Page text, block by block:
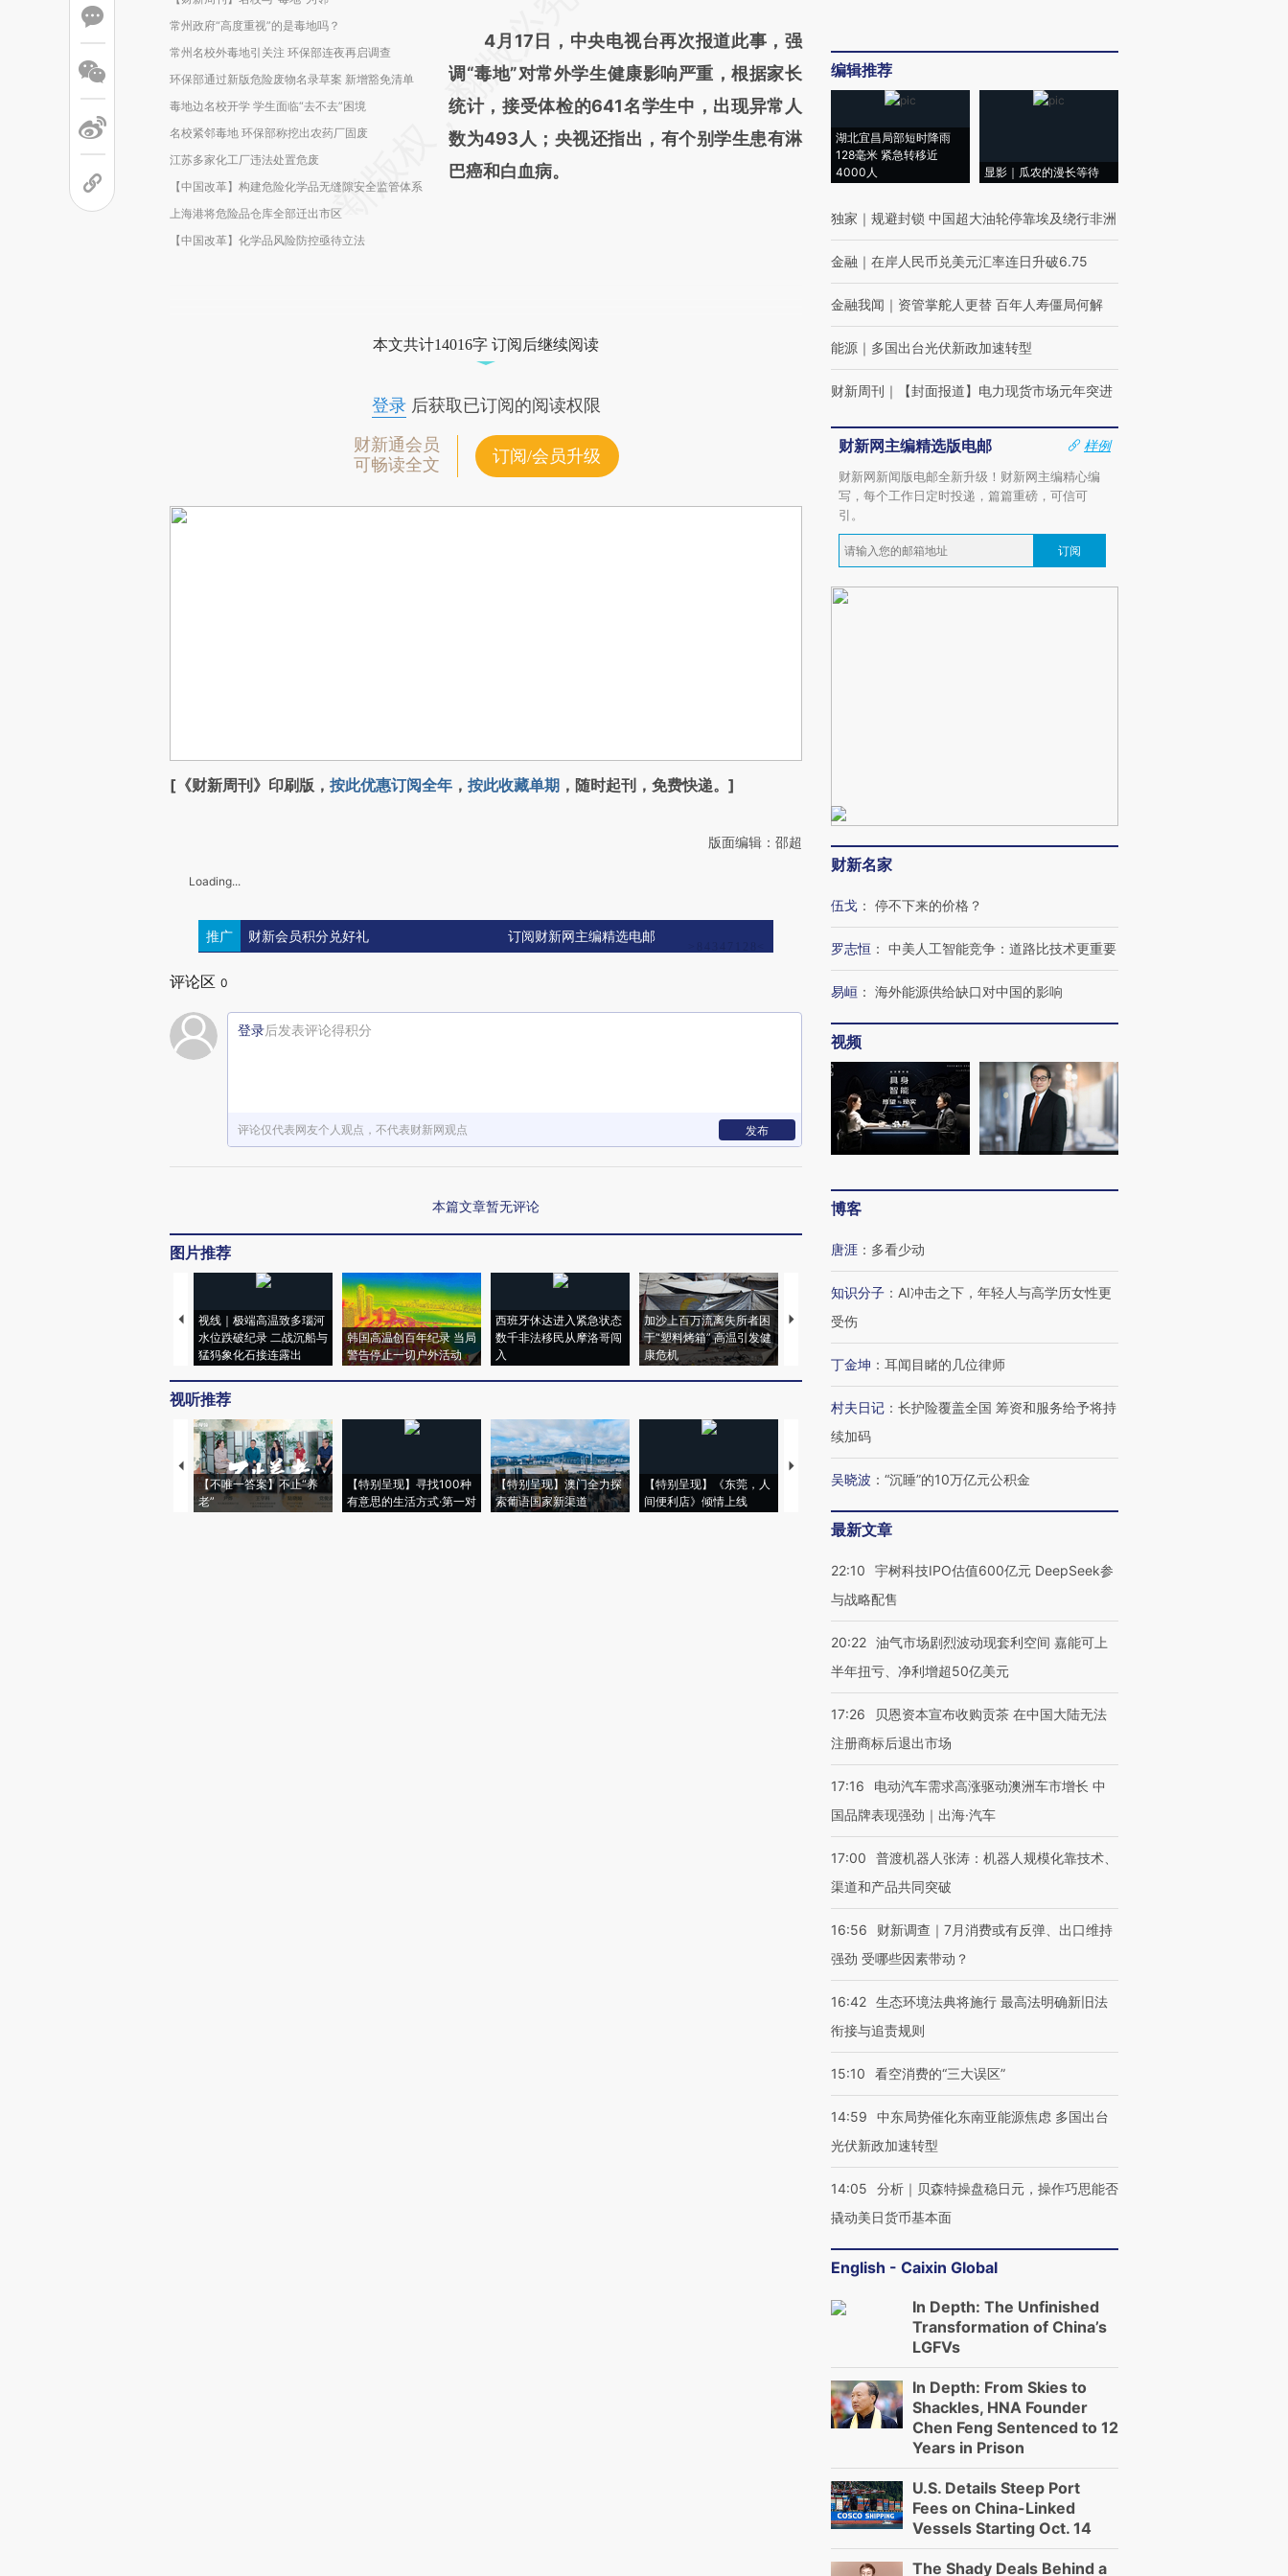
常州政府“高度重视”的是毒地吗？
常州名校外毒地引关注 环保部连夜再启调查
环保部通过新版危险废物名录草案 新增豁免清单
毒地边名校开学 学生面临“去不去”困境
名校紧邻毒地 环保部称挖出农药厂固废
江苏多家化工厂违法处置危废
【中国改革】构建危险化学品无缝隙安全监管体系
上海港将危险品仓库全部迁出市区
【中国改革】化学品风险防控亟待立法
4月17日，中央电视台再次报道此事，强
调“毒地”对常外学生健康影响严重，根据家长
统计，接受体检的641名学生中，出现异常人
数为493人；央视还指出，有个别学生患有淋
巴癌和白血病。
本文共计14016字 订阅后继续阅读
登录后获取已订阅的阅读权限
财新通会员
可畅读全文
订阅/会员升级
[《财新周刊》印刷版， 按此优惠订阅全年 ， 按此收藏单期 ，随时起刊，免费快递。]
版面编辑：邵超
Loading...
推广 财新会员积分兑好礼 订阅财新网主编精选电邮
评论区 0
登录后发表评论得积分
评论仅代表网友个人观点，不代表财新网观点 发布
本篇文章暂无评论
图片推荐
视线｜极端高温致多瑙河
水位跌破纪录 二战沉船与
猛犸象化石接连露出
韩国高温创百年纪录 当局
警告停止一切户外活动
西班牙休达进入紧急状态
数千非法移民从摩洛哥闯
入
加沙上百万流离失所者困
于“塑料烤箱” 高温引发健
康危机
视线｜HYROX的吸金
心“花钱找虐”？
毒品
视听推荐
【不唯一答案】不止“养
老”
【特别呈现】寻找100种
有意思的生活方式·第一对
【特别呈现】澳门全力探
索葡语国家新渠道
【特别呈现】《东莞，人
间便利店》倾情上线
【推广】走进第四届链博
会，让数智科技“链”接产
【特别呈现】寻找100种
编辑推荐
湖北宜昌局部短时降雨
128毫米 紧急转移近
4000人
显影｜瓜农的漫长等待
独家 ｜ 规避封锁 中国超大油轮停靠埃及绕行非洲
金融 ｜ 在岸人民币兑美元汇率连日升破6.75
金融我闻 ｜ 资管掌舵人更替 百年人寿僵局何解
能源 ｜ 多国出台光伏新政加速转型
财新周刊 ｜ 【封面报道】电力现货市场元年突进
财新网主编精选版电邮
样例
财新网新闻版电邮全新升级！财新网主编精心编
写，每个工作日定时投递，篇篇重磅，可信可
引。
订阅
财新名家
伍戈 ： 停不下来的价格？
罗志恒 ： 中美人工智能竞争：道路比技术更重要
易峘 ： 海外能源供给缺口对中国的影响
视频
博客
唐涯 ： 多看少动
知识分子 ： AI冲击之下，年轻人与高学历女性更
受伤
丁金坤 ： 耳闻目睹的几位律师
村夫日记 ： 长护险覆盖全国 筹资和服务给予将持
续加码
吴晓波 ： “沉睡”的10万亿元公积金
最新文章
22:10
宇树科技IPO估值600亿元 DeepSeek参
与战略配售
20:22 油气市场剧烈波动现套利空间 嘉能可上
半年扭亏、净利增超50亿美元
17:26
贝恩资本宣布收购贡茶 在中国大陆无法
注册商标后退出市场
17:16
电动汽车需求高涨驱动澳洲车市增长 中
国品牌表现强劲｜出海·汽车
17:00
普渡机器人张涛：机器人规模化靠技术、
渠道和产品共同突破
16:56
财新调查｜7月消费或有反弹、出口维持
强劲 受哪些因素带动？
16:42 生态环境法典将施行 最高法明确新旧法
衔接与追责规则
15:10 看空消费的“三大误区”
14:59
中东局势催化东南亚能源焦虑 多国出台
光伏新政加速转型
14:05
分析｜贝森特操盘稳日元，操作巧思能否
撬动美日货币基本面
English - Caixin Global
In Depth: The Unfinished
Transformation of China’s
LGFVs
In Depth: From Skies to
Shackles, HNA Founder
Chen Feng Sentenced to 12
Years in Prison
U.S. Details Steep Port
Fees on China-Linked
Vessels Starting Oct. 14
The Shady Deals Behind a